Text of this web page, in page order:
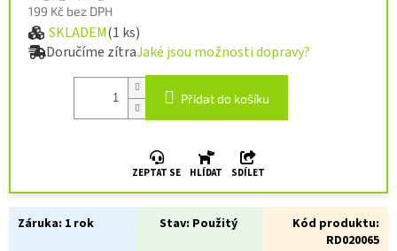
199 Kč bez DPH
Měrná cena:
SKLADEM(1 ks)
Doručíme zítraJaké jsou možnosti dopravy?
Přidat do košíku
ZEPTAT SE HLÍDAT SDÍLET
Záruka: 1 rok Stav: Použitý
Kód produktu:
RD020065